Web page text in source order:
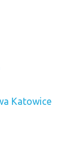
Katowice